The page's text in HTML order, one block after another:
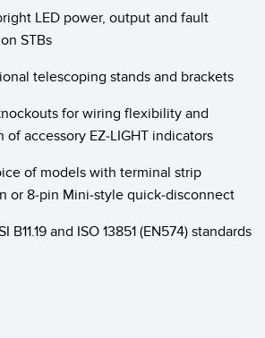
LED power, output and fault
STBs
telescoping stands and brackets
for wiring flexibility and
of accessory EZ-LIGHT indicators
of models with terminal strip
or 8-pin Mini-style quick-disconnect
B11.19 and ISO 13851 (EN574) standards